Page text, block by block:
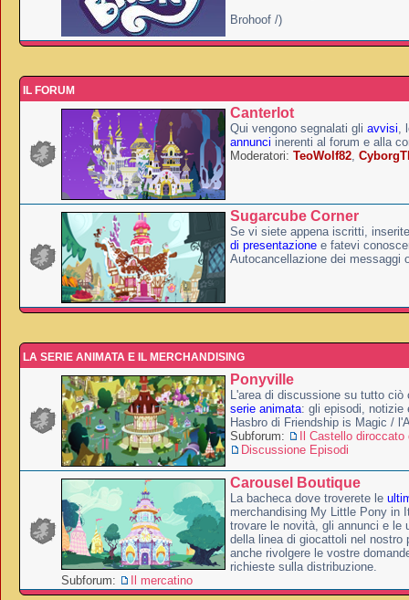
Brohoof /)
IL FORUM
Canterlot
Qui vengono segnalati gli avvisi,
annunci inerenti al forum e alla
Moderatori: TeoWolf82,
Sugarcube Corner
Se vi siete appena iscritti,
di presentazione e fatevi
Autocancellazione dei messaggi
LA SERIE ANIMATA E IL MERCHANDISING
Ponyville
L'area di discussione su tutto ciò
serie animata: gli episodi, notizie
Hasbro di Friendship is Magic /
Subforum:
Il Castello
Discussione Episodi
Carousel Boutique
La bacheca dove troverete le
merchandising My Little Pony in
trovare le novità, gli annunci e le
della linea di giocattoli nel nostro
anche rivolgere le vostre
richieste sulla distribuzione.
Subforum:
Il mercatino